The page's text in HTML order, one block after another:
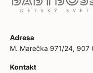
Adresa
M. Marečka 971/24, 907
Kontakt